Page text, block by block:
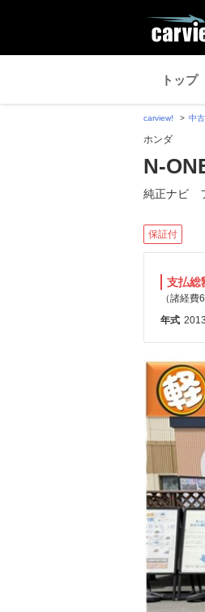
トップ
carview! 中
ホンダ
N-
純正ナビ
保証付
支払総
（諸経費
年式